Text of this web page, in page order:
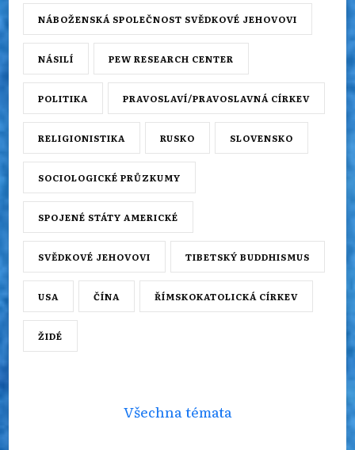
NÁBOŽENSKÁ SPOLEČNOST SVĚDKOVÉ JEHOVOVI
NÁSILÍ PEW RESEARCH CENTER
POLITIKA PRAVOSLAVÍ/PRAVOSLAVNÁ CÍRKEV
RELIGIONISTIKA RUSKO SLOVENSKO
SOCIOLOGICKÉ PRŮZKUMY
SPOJENÉ STÁTY AMERICKÉ
SVĚDKOVÉ JEHOVOVI TIBETSKÝ BUDDHISMUS
USA ČÍNA ŘÍMSKOKATOLICKÁ CÍRKEV
ŽIDÉ
Všechna témata